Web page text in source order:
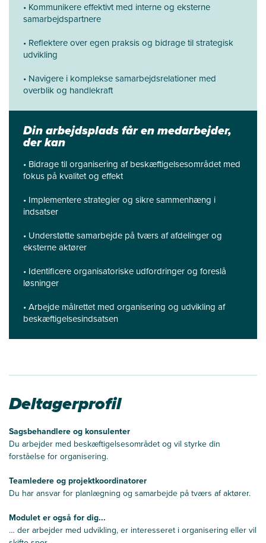
• Kommunikere effektivt med interne og eksterne
samarbejdspartnere
• Reflektere over egen praksis og bidrage til strategisk
udvikling
• Navigere i komplekse samarbejdsrelationer med
overblik og handlekraft
Din arbejdsplads får en medarbejder,
der kan
• Bidrage til organisering af beskæftigelsesområdet med
fokus på kvalitet og effekt
• Implementere strategier og sikre sammenhæng i
indsatser
• Understøtte samarbejde på tværs af afdelinger og
eksterne aktører
• Identificere organisatoriske udfordringer og foreslå
løsninger
• Arbejde målrettet med organisering og udvikling af
beskæftigelsesindsatsen
Deltagerprofil
Sagsbehandlere og konsulenter
Du arbejder med beskæftigelsesområdet og vil styrke din
forståelse for organisering.
Teamledere og projektkoordinatorer
Du har ansvar for planlægning og samarbejde på tværs af aktører.
Modulet er også for dig...
… der arbejder med udvikling, er interesseret i organisering eller vil